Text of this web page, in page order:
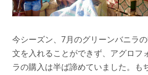
今シーズン、7月のグリーンバニラ
文を入れることができず、アグロフ
ラの購入は半ば諦めていました。も